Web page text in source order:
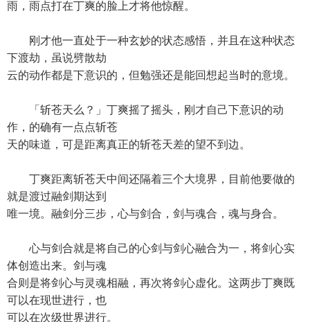
雨，雨点打在丁爽的脸上才将他惊醒。
刚才他一直处于一种玄妙的状态感悟，并且在这种状态
下渡劫，虽说劈散劫
云的动作都是下意识的，但勉强还是能回想起当时的意境。
「斩苍天么？」丁爽摇了摇头，刚才自己下意识的动
作，的确有一点点斩苍
天的味道，可是距离真正的斩苍天差的望不到边。
丁爽距离斩苍天中间还隔着三个大境界，目前他要做的
就是渡过融剑期达到
唯一境。融剑分三步，心与剑合，剑与魂合，魂与身合。
心与剑合就是将自己的心剑与剑心融合为一，将剑心实
体创造出来。剑与魂
合则是将剑心与灵魂相融，再次将剑心虚化。这两步丁爽既
可以在现世进行，也
可以在次级世界进行。